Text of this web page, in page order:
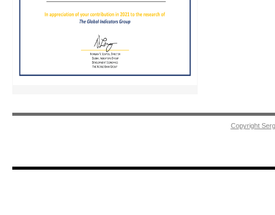
Copyright